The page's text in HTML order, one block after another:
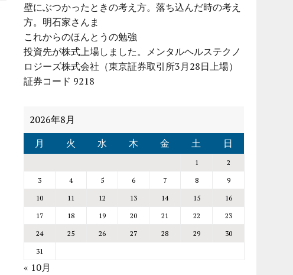
壁にぶつかったときの考え方。落ち込んだ時の考え
方。明石家さんま
これからのほんとうの勉強
投資先が株式上場しました。メンタルヘルステクノ
ロジーズ株式会社（東京証券取引所3月28日上場）
証券コード 9218
2026年8月
月
火 水 木 金 土 日
1
2
3
4 5 6 7 8
9
10
11 12 13 14 15
16
17
18 19 20 21 22
23
24
25 26 27 28 29
30
31
« 10月